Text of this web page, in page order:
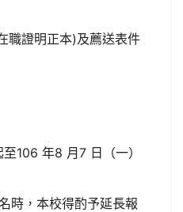
職證明正本)及薦送表件
106 年8 月7 日（一）
時，本校得酌予延長報